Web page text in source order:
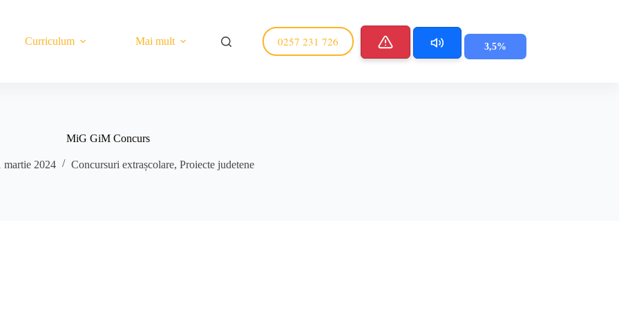
Curriculum Mai mult 0257 231 726 3,5%
MiG GiM Concurs
martie 2024 Concursuri extrașcolare, Proiecte judetene